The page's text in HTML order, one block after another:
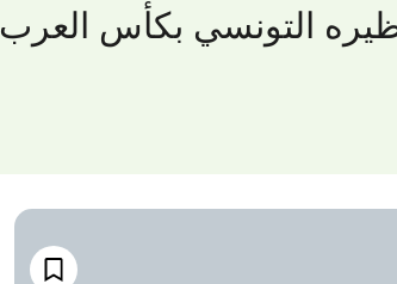
التونسي بكأس العرب